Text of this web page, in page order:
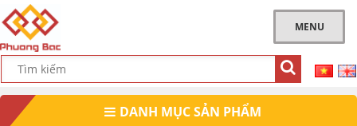
MENU
DANH MỤC SẢN PHẨM